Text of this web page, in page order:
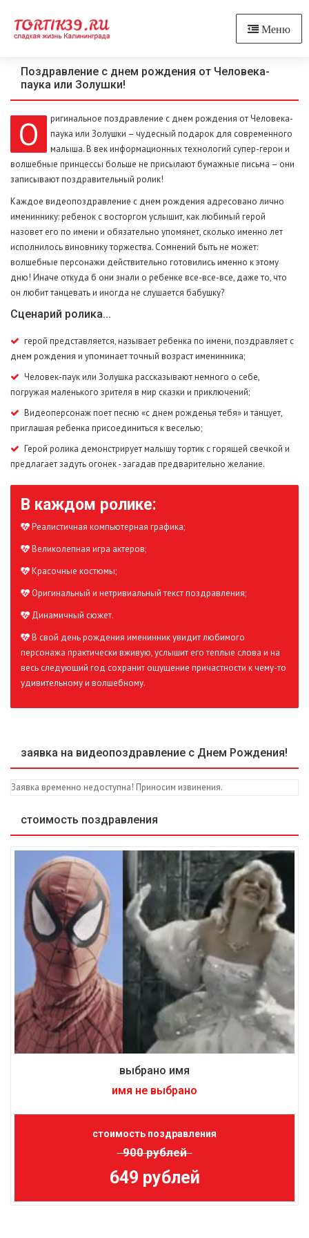
Меню
Поздравление с днем рождения от Человека-
паука или Золушки!
О
ригинальное поздравление с днем рождения от Человека-
паука или Золушки – чудесный подарок для современного
малыша. В век информационных технологий супер-герои и
волшебные принцессы больше не присылают бумажные письма – они
записывают поздравительный ролик!
Каждое видеопоздравление с днем рождения адресовано лично
имениннику: ребенок с восторгом услышит, как любимый герой
назовет его по имени и обязательно упомянет, сколько именно лет
исполнилось виновнику торжества. Сомнений быть не может:
волшебные персонажи действительно готовились именно к этому
дню! Иначе откуда б они знали о ребенке все-все-все, даже то, что
он любит танцевать и иногда не слушается бабушку?
Сценарий ролика...
герой представляется, называет ребенка по имени, поздравляет с
днем рождения и упоминает точный возраст именинника;
Человек-паук или Золушка рассказывают немного о себе,
погружая маленького зрителя в мир сказки и приключений;
Видеоперсонаж поет песню «с днем рожденья тебя» и танцует,
приглашая ребенка присоединиться к веселью;
Герой ролика демонстрирует малышу тортик с горящей свечкой и
предлагает задуть огонек - загадав предварительно желание.
В каждом ролике:
Реалистичная компьютерная графика;
Великолепная игра актеров;
Красочные костюмы;
Оригинальный и нетривиальный текст поздравления;
Динамичный сюжет.
В свой день рождения именинник увидит любимого
персонажа практически вживую, услышит его теплые слова и на
весь следующий год сохранит ощущение причастности к чему-то
удивительному и волшебному.
заявка на видеопоздравление с Днем Рождения!
Заявка временно недоступна! Приносим извинения.
стоимость поздравления
выбрано имя
имя не выбрано
стоимость поздравления
900 рублей
649 рублей